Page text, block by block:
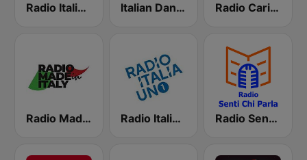
Radio Italia 5 Italian Dance Network Radio Carina Solo Musica Napoletana
Radio Made in Italy Radio Italia Uno 1 Radio Senti Chi Parla